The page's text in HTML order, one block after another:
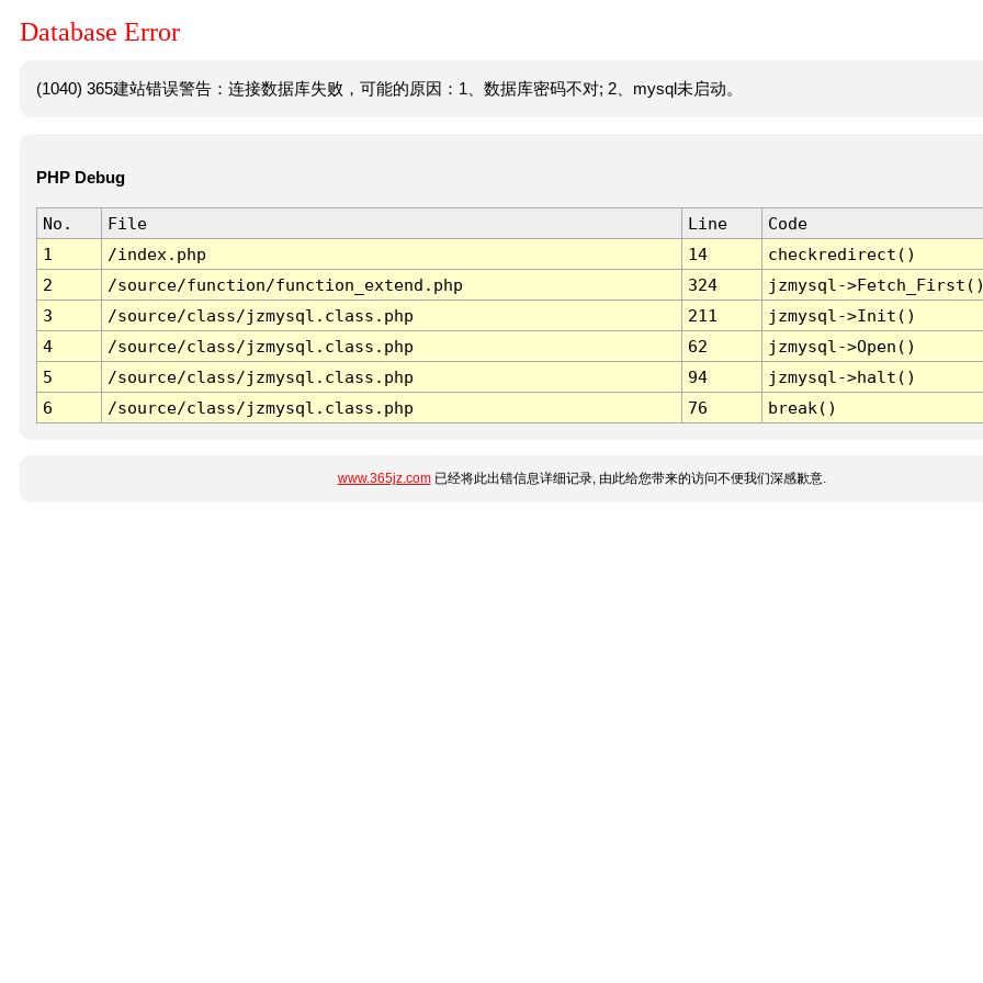
Database Error
(1040) 365建站错误警告：连接数据库失败，可能的原因：1、数据库密码不对; 2、mysql未启动。
PHP Debug
No. File Line
Code
1
/index.php 14
checkredirect()
2
/source/function/function_extend.php 324
jzmysql-
3
/source/class/jzmysql.class.php 211
jzmysql->Init()
4
/source/class/jzmysql.class.php 62
jzmysql->Open()
5
/source/class/jzmysql.class.php 94
jzmysql->halt()
6
/source/class/jzmysql.class.php 76 break()
www.365jz.com已经将此出错信息详细记录, 由此给您带来的访问不便我们深感歉意.